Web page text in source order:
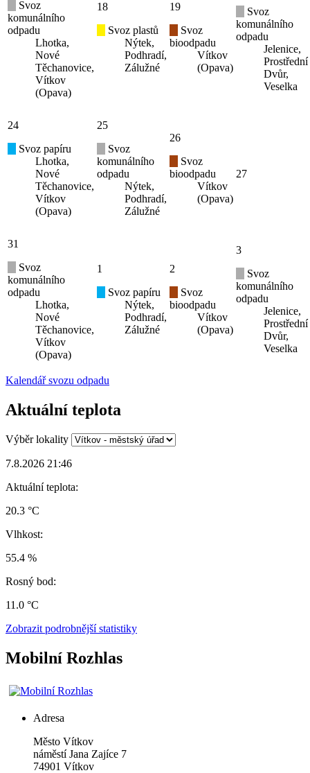
Svoz
komunálního
odpadu
Lhotka,
Nové
Těchanovice,
Vítkov
(Opava)
18
Svoz plastů
Nýtek,
Podhradí,
Zálužné
19
Svoz
bioodpadu
Vítkov
(Opava)
Svoz
komunálního
odpadu
Jelenice,
Prostřední
Dvůr,
Veselka
24
Svoz papíru
Lhotka,
Nové
Těchanovice,
Vítkov
(Opava)
25
Svoz
komunálního
odpadu
Nýtek,
Podhradí,
Zálužné
26
Svoz
bioodpadu
Vítkov
(Opava)
27
31
Svoz
komunálního
odpadu
Lhotka,
Nové
Těchanovice,
Vítkov
(Opava)
1
Svoz papíru
Nýtek,
Podhradí,
Zálužné
2
Svoz
bioodpadu
Vítkov
(Opava)
3
Svoz
komunálního
odpadu
Jelenice,
Prostřední
Dvůr,
Veselka
Kalendář svozu odpadu
Aktuální teplota
Výběr lokality
7.8.2026 21:46
Aktuální teplota:
20.3 °C
Vlhkost:
55.4 %
Rosný bod:
11.0 °C
Zobrazit podrobnější statistiky
Mobilní Rozhlas
Adresa
Město Vítkov
náměstí Jana Zajíce 7
74901 Vítkov